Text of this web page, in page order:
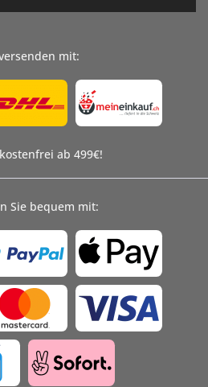
mit:
ab 499€!
Sie bequem mit: